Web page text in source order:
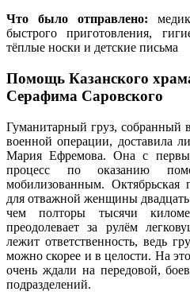
Что было отправлено:
быстрого приготовления,
тёплые носки и детские письма
Помощь Казанского
Серафима Саровского
Гуманитарный груз, собранный
военной операции, доставила
Мария Ефремова. Она с
процесс по оказанию
мобилизованным. Октябрьская
для отважной женщины
чем полторы тысячи
преодолевает за рулём
лежит ответственность, ведь
можно скорее и в целости. На
очень ждали на передовой,
подразделений.